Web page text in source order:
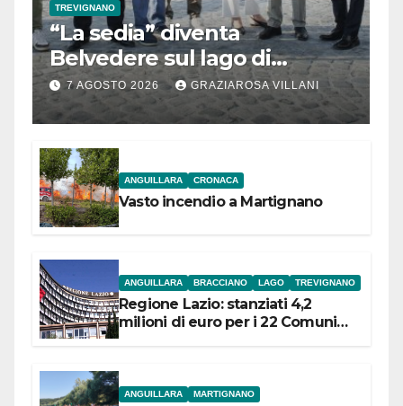
TREVIGNANO
“La sedia” diventa
Belvedere sul lago di
Bracciano: ieri
l’inaugurazione
7 AGOSTO 2026 GRAZIAROSA VILLANI
ANGUILLARA CRONACA
Vasto incendio a Martignano
ANGUILLARA BRACCIANO LAGO TREVIGNANO
Regione Lazio: stanziati 4,2
milioni di euro per i 22 Comuni
ANGUILLARA MARTIGNANO